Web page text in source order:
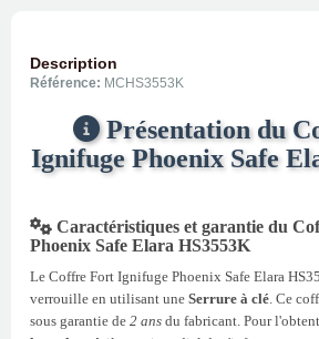
Description
Référence: MCHS3553K
Présentation du
Ignifuge Phoenix Safe
Caractéristiques et garantie du
Phoenix Safe Elara HS3553K
Le Coffre Fort Ignifuge Phoenix Safe Elara
verrouille en utilisant une Serrure à clé. Ce
sous garantie de 2 ans du fabricant. Pour